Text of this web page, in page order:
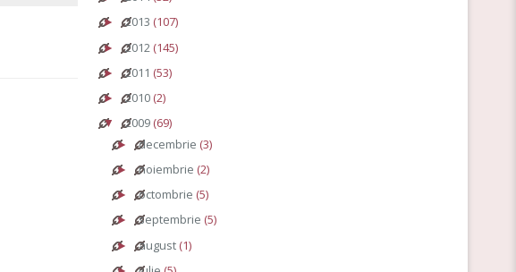
► 2013 (107)
► 2012 (145)
► 2011 (53)
► 2010 (2)
▼ 2009 (69)
► decembrie (3)
► noiembrie (2)
► octombrie (5)
► septembrie (5)
► august (1)